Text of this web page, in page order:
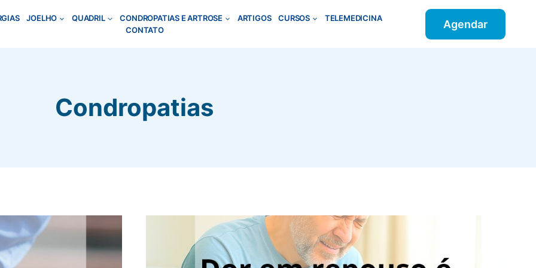
JOELHO QUADRIL CONDROPATIAS E ARTROSE ARTIGOS CURSOS
TELEMEDICINA
CONTATO
Agendar
Condropatias